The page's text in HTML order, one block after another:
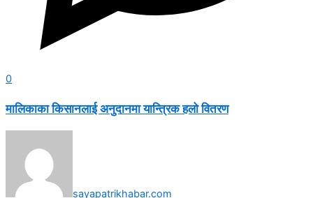
0
मालिकाका किसानलाई अनुदानमा यान्त्रिक हलो वितरण
sayapatrikhabar.com